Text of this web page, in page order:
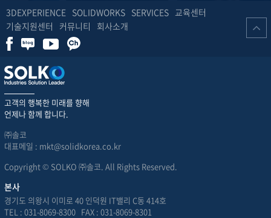
3DEXPERIENCE SOLIDWORKS SERVICES 교육센터
기술지원센터
커뮤니티 회사소개
고객의 행복한 미래를 향해
언제나 함께 합니다.
㈜솔코
대표메일 : mkt@solidkorea.co.kr
Copyright © SOLKO ㈜솔코. All Rights Reserved.
본사
경기도 의왕시 이미로 40 인덕원 IT밸리 C동 414호
TEL : 031-8069-8300 FAX : 031-8069-8301